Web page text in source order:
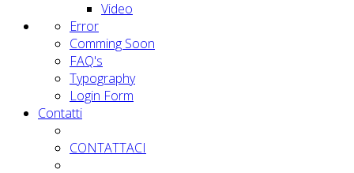
Video
Error
Comming Soon
FAQ's
Typography
Login Form
Contatti
CONTATTACI